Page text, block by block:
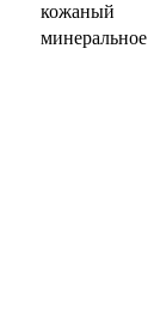
кожаный
минеральное